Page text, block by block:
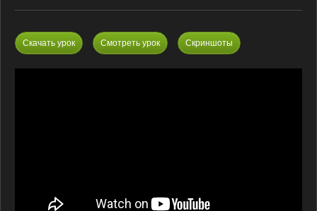
Скачать урок Смотреть урок Скриншоты